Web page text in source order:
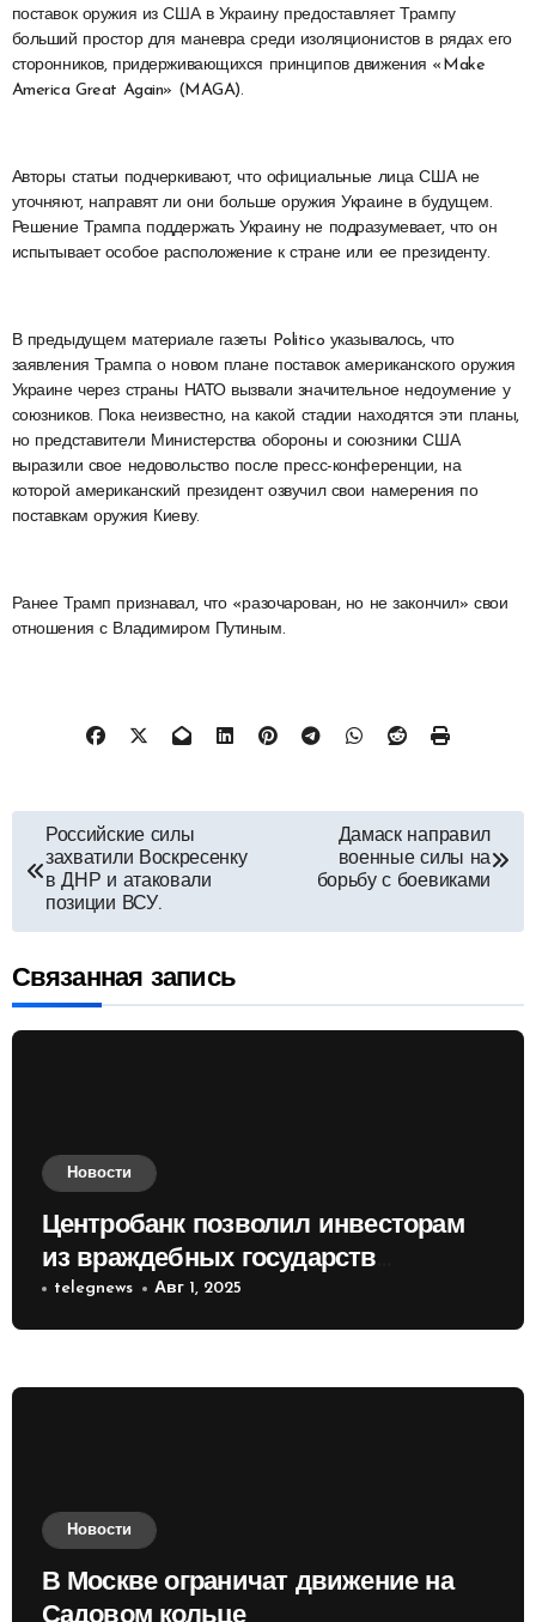
поставок оружия из США в Украину предоставляет Трампу
больший простор для маневра среди изоляционистов в рядах его
сторонников, придерживающихся принципов движения «Make
America Great Again» (MAGA).
Авторы статьи подчеркивают, что официальные лица США не
уточняют, направят ли они больше оружия Украине в будущем.
Решение Трампа поддержать Украину не подразумевает, что он
испытывает особое расположение к стране или ее президенту.
В предыдущем материале газеты Politico указывалось, что
заявления Трампа о новом плане поставок американского оружия
Украине через страны НАТО вызвали значительное недоумение у
союзников. Пока неизвестно, на какой стадии находятся эти планы,
но представители Министерства обороны и союзники США
выразили свое недовольство после пресс-конференции, на
которой американский президент озвучил свои намерения по
поставкам оружия Киеву.
Ранее Трамп признавал, что «разочарован, но не закончил» свои
отношения с Владимиром Путиным.
Навигация
по
записям
Российские силы
захватили Воскресенку
в ДНР и атаковали
позиции ВСУ.
Дамаск направил
военные силы на
борьбу с боевиками
Связанная запись
Новости
Центробанк позволил инвесторам
из враждебных государств
приобретать валюту
telegnews Авг 1, 2025
Новости
В Москве ограничат движение на